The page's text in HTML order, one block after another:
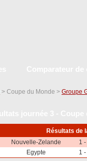
> Coupe du Monde > Groupe
Résultats de
Nouvelle-Zelande
1
Egypte
1